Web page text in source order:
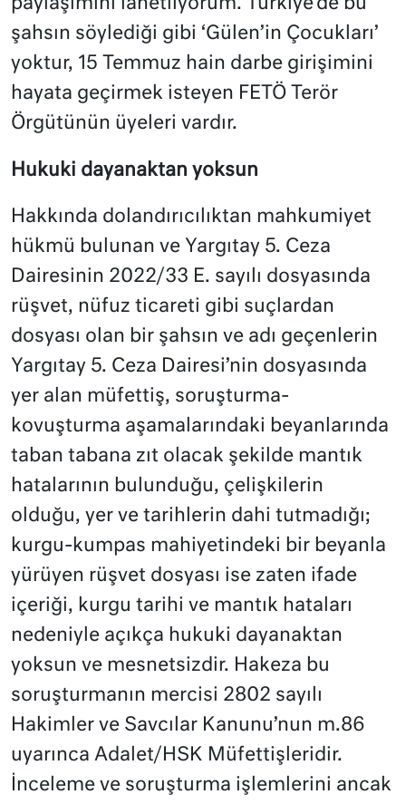
şahsın söylediği gibi ‘Gülen’in Çocukları’
yoktur, 15 Temmuz hain darbe girişimini
hayata geçirmek isteyen FETÖ Terör
Örgütünün üyeleri vardır.
Hukuki dayanaktan yoksun
Hakkında dolandırıcılıktan mahkumiyet
hükmü bulunan ve Yargıtay 5. Ceza
Dairesinin 2022/33 E. sayılı dosyasında
rüşvet, nüfuz ticareti gibi suçlardan
dosyası olan bir şahsın ve adı geçenlerin
Yargıtay 5. Ceza Dairesi’nin dosyasında
yer alan müfettiş, soruşturma-
kovuşturma aşamalarındaki beyanlarında
taban tabana zıt olacak şekilde mantık
hatalarının bulunduğu, çelişkilerin
olduğu, yer ve tarihlerin dahi tutmadığı;
kurgu-kumpas mahiyetindeki bir beyanla
yürüyen rüşvet dosyası ise zaten ifade
içeriği, kurgu tarihi ve mantık hataları
nedeniyle açıkça hukuki dayanaktan
yoksun ve mesnetsizdir. Hakeza bu
soruşturmanın mercisi 2802 sayılı
Hakimler ve Savcılar Kanunu’nun m.86
uyarınca Adalet/HSK Müfettişleridir.
İnceleme ve soruşturma işlemlerini ancak